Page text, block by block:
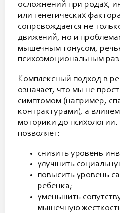
осложнений при родах,
или генетических
сопровождается не
движений, но и
мышечным тонусом,
психоэмоциональным
Комплексный подход в
означает, что мы не
симптомом (например,
контрактурами), а
моторики до психологии.
позволяет:
снизить уровень
улучшить
повысить уровень
ребенка;
уменьшить
мышечную